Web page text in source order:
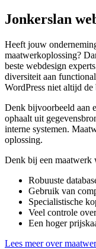
Jonkerslan
Heeft jouw
maatwerkoplossing?
beste webdesign
diversiteit aan
WordPress niet altijd de
Denk bijvoorbeeld aan
ophaalt uit
interne systemen.
oplossing.
Denk bij een maatwerk
Robuuste
Gebruik van
Specialistische
Veel controle
Een hoger
Lees meer over